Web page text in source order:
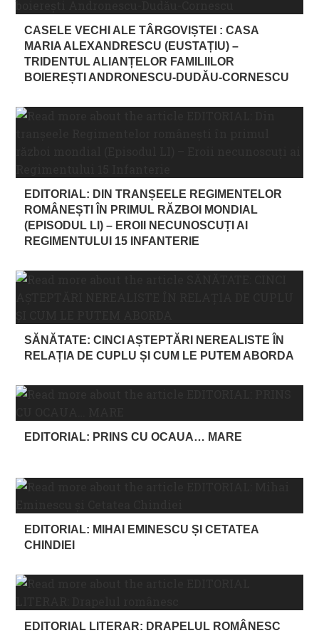
CASELE VECHI ALE TÂRGOVIȘTEI : CASA
MARIA ALEXANDRESCU (EUSTAȚIU) –
TRIDENTUL ALIANȚELOR FAMILIILOR
BOIEREȘTI ANDRONESCU-DUDĂU-CORNESCU
EDITORIAL: DIN TRANȘEELE REGIMENTELOR
ROMÂNEȘTI ÎN PRIMUL RĂZBOI MONDIAL
(EPISODUL LI) – EROII NECUNOSCUȚI AI
REGIMENTULUI 15 INFANTERIE
SĂNĂTATE: CINCI AȘTEPTĂRI NEREALISTE ÎN
RELAȚIA DE CUPLU ȘI CUM LE PUTEM ABORDA
EDITORIAL: PRINS CU OCAUA… MARE
EDITORIAL: MIHAI EMINESCU ȘI CETATEA
CHINDIEI
EDITORIAL LITERAR: DRAPELUL ROMÂNESC